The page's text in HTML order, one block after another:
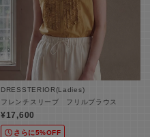
DRESSTERIOR(Ladies)
フレンチスリーブ フリルブラウス
¥17,600
さらに5%OFF